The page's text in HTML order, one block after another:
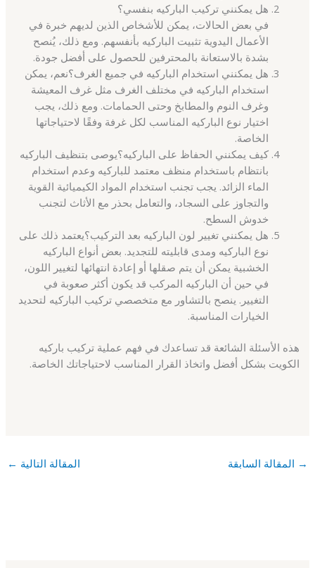
هل يمكنني تركيب الباركيه بنفسي؟
في بعض الحالات، يمكن للأشخاص الذين لديهم خبرة في
الأعمال اليدوية تثبيت الباركيه بأنفسهم. ومع ذلك، يُنصح
بشدة بالاستعانة بالمحترفين للحصول على أفضل جودة.
هل يمكنني استخدام الباركيه في جميع الغرف؟نعم، يمكن
استخدام الباركيه في مختلف الغرف مثل غرف المعيشة
وغرف النوم والمطابخ وحتى الحمامات. ومع ذلك، يجب
اختيار نوع الباركيه المناسب لكل غرفة وفقًا لاحتياجاتها
الخاصة.
كيف يمكنني الحفاظ على الباركيه؟يوصى بتنظيف الباركيه
بانتظام باستخدام منظف معتمد للباركيه وعدم استخدام
الماء الزائد. يجب تجنب استخدام المواد الكيميائية القوية
والتجاوز على السجاد، والتعامل بحذر مع الأثاث لتجنب
خدوش السطح.
هل يمكنني تغيير لون الباركيه بعد التركيب؟يعتمد ذلك على
نوع الباركيه ومدى قابليته للتجديد. بعض أنواع الباركيه
الخشبية يمكن أن يتم صقلها أو إعادة انتهائها لتغيير اللون،
في حين أن الباركيه المركب قد يكون أكثر صعوبة في
التغيير. ينصح بالتشاور مع متخصصي تركيب الباركيه لتحديد
الخيارات المناسبة.
هذه الأسئلة الشائعة قد تساعدك في فهم عملية تركيب باركيه
الكويت بشكل أفضل واتخاذ القرار المناسب لاحتياجاتك الخاصة.
→ المقالة السابقة المقالة التالية ←